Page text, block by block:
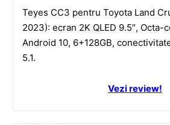
Teyes CC3 pentru Toyota Land
2023): ecran 2K QLED 9.5″, Octa-
Android 10, 6+128GB,
5.1.
Vezi review!